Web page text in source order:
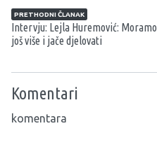
Navigacija članaka
PRETHODNI ČLANAK
Intervju: Lejla Huremović: Moramo
još više i jače djelovati
Komentari
komentara